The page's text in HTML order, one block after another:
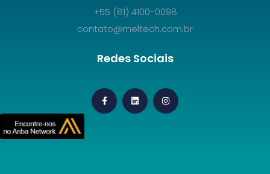
+55 (81) 4100-0098
contato@meltech.com.br
Redes Sociais